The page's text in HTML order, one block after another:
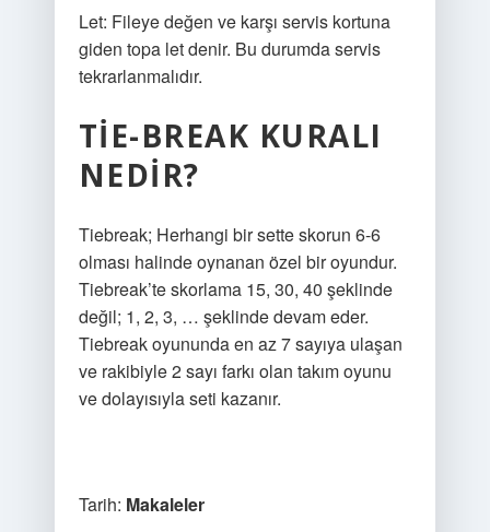
Let: Fileye değen ve karşı servis kortuna
giden topa let denir. Bu durumda servis
tekrarlanmalıdır.
TIE-BREAK KURALI
NEDIR?
Tiebreak; Herhangi bir sette skorun 6-6
olması halinde oynanan özel bir oyundur.
Tiebreak’te skorlama 15, 30, 40 şeklinde
değil; 1, 2, 3, … şeklinde devam eder.
Tiebreak oyununda en az 7 sayıya ulaşan
ve rakibiyle 2 sayı farkı olan takım oyunu
ve dolayısıyla seti kazanır.
Tarih: Makaleler